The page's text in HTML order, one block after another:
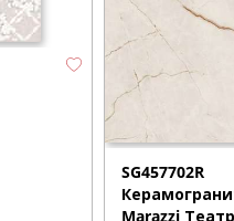
SG457702R
Marazzi